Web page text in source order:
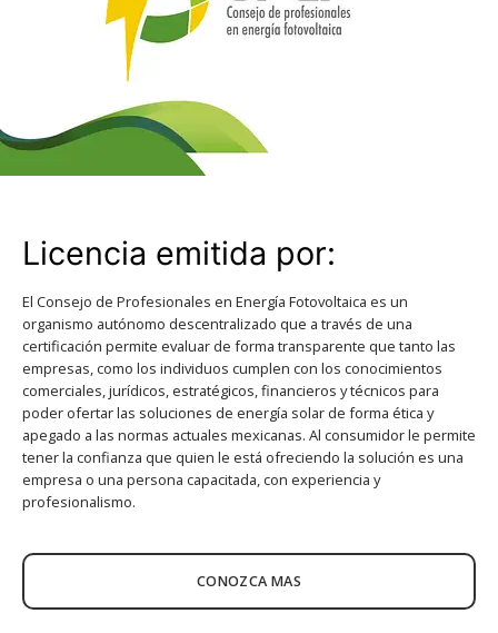
Licencia emitida por:
El Consejo de Profesionales en Energía Fotovoltaica es un
organismo autónomo descentralizado que a través de una
certificación permite evaluar de forma transparente que tanto las
empresas, como los individuos cumplen con los conocimientos
comerciales, jurídicos, estratégicos, financieros y técnicos para
poder ofertar las soluciones de energía solar de forma ética y
apegado a las normas actuales mexicanas. Al consumidor le permite
tener la confianza que quien le está ofreciendo la solución es una
empresa o una persona capacitada, con experiencia y
profesionalismo.
CONOZCA MAS